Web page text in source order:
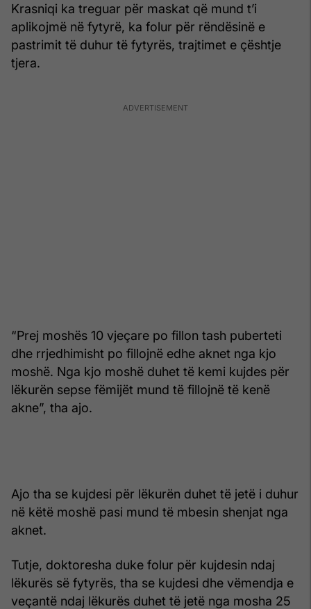
Krasniqi ka treguar për maskat që mund t’i
aplikojmë në fytyrë, ka folur për rëndësinë e
pastrimit të duhur të fytyrës, trajtimet e çështje
tjera.
“Prej moshës 10 vjeçare po fillon tash puberteti
dhe rrjedhimisht po fillojnë edhe aknet nga kjo
moshë. Nga kjo moshë duhet të kemi kujdes për
lëkurën sepse fëmijët mund të fillojnë të kenë
akne”, tha ajo.
Ajo tha se kujdesi për lëkurën duhet të jetë i duhur
në këtë moshë pasi mund të mbesin shenjat nga
aknet.
Tutje, doktoresha duke folur për kujdesin ndaj
lëkurës së fytyrës, tha se kujdesi dhe vëmendja e
veçantë ndaj lëkurës duhet të jetë nga mosha 25